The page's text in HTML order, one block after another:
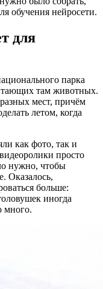
обучения нейросети.
для
парка
там животных.
мест, причём
летом, когда
как фото, так и
просто
нужно, чтобы
Оказалось,
больше:
иногда
много.